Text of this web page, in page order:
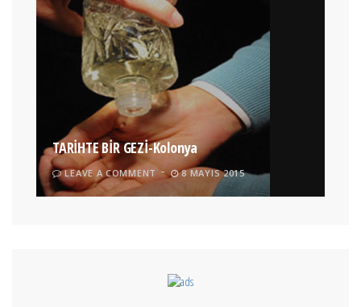
TARİHTE BİR GEZİ-Kolonya
LEAVE A COMMENT 8 MAYIS 2015